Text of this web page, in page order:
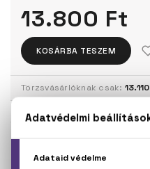
13.800 Ft
KOSÁRBA TESZEM
Törzsvásárlóknak csak:
8.000 Ft